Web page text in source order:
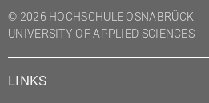
© 2026 HOCHSCHULE OSNABRÜCK
UNIVERSITY OF APPLIED SCIENCES
LINKS